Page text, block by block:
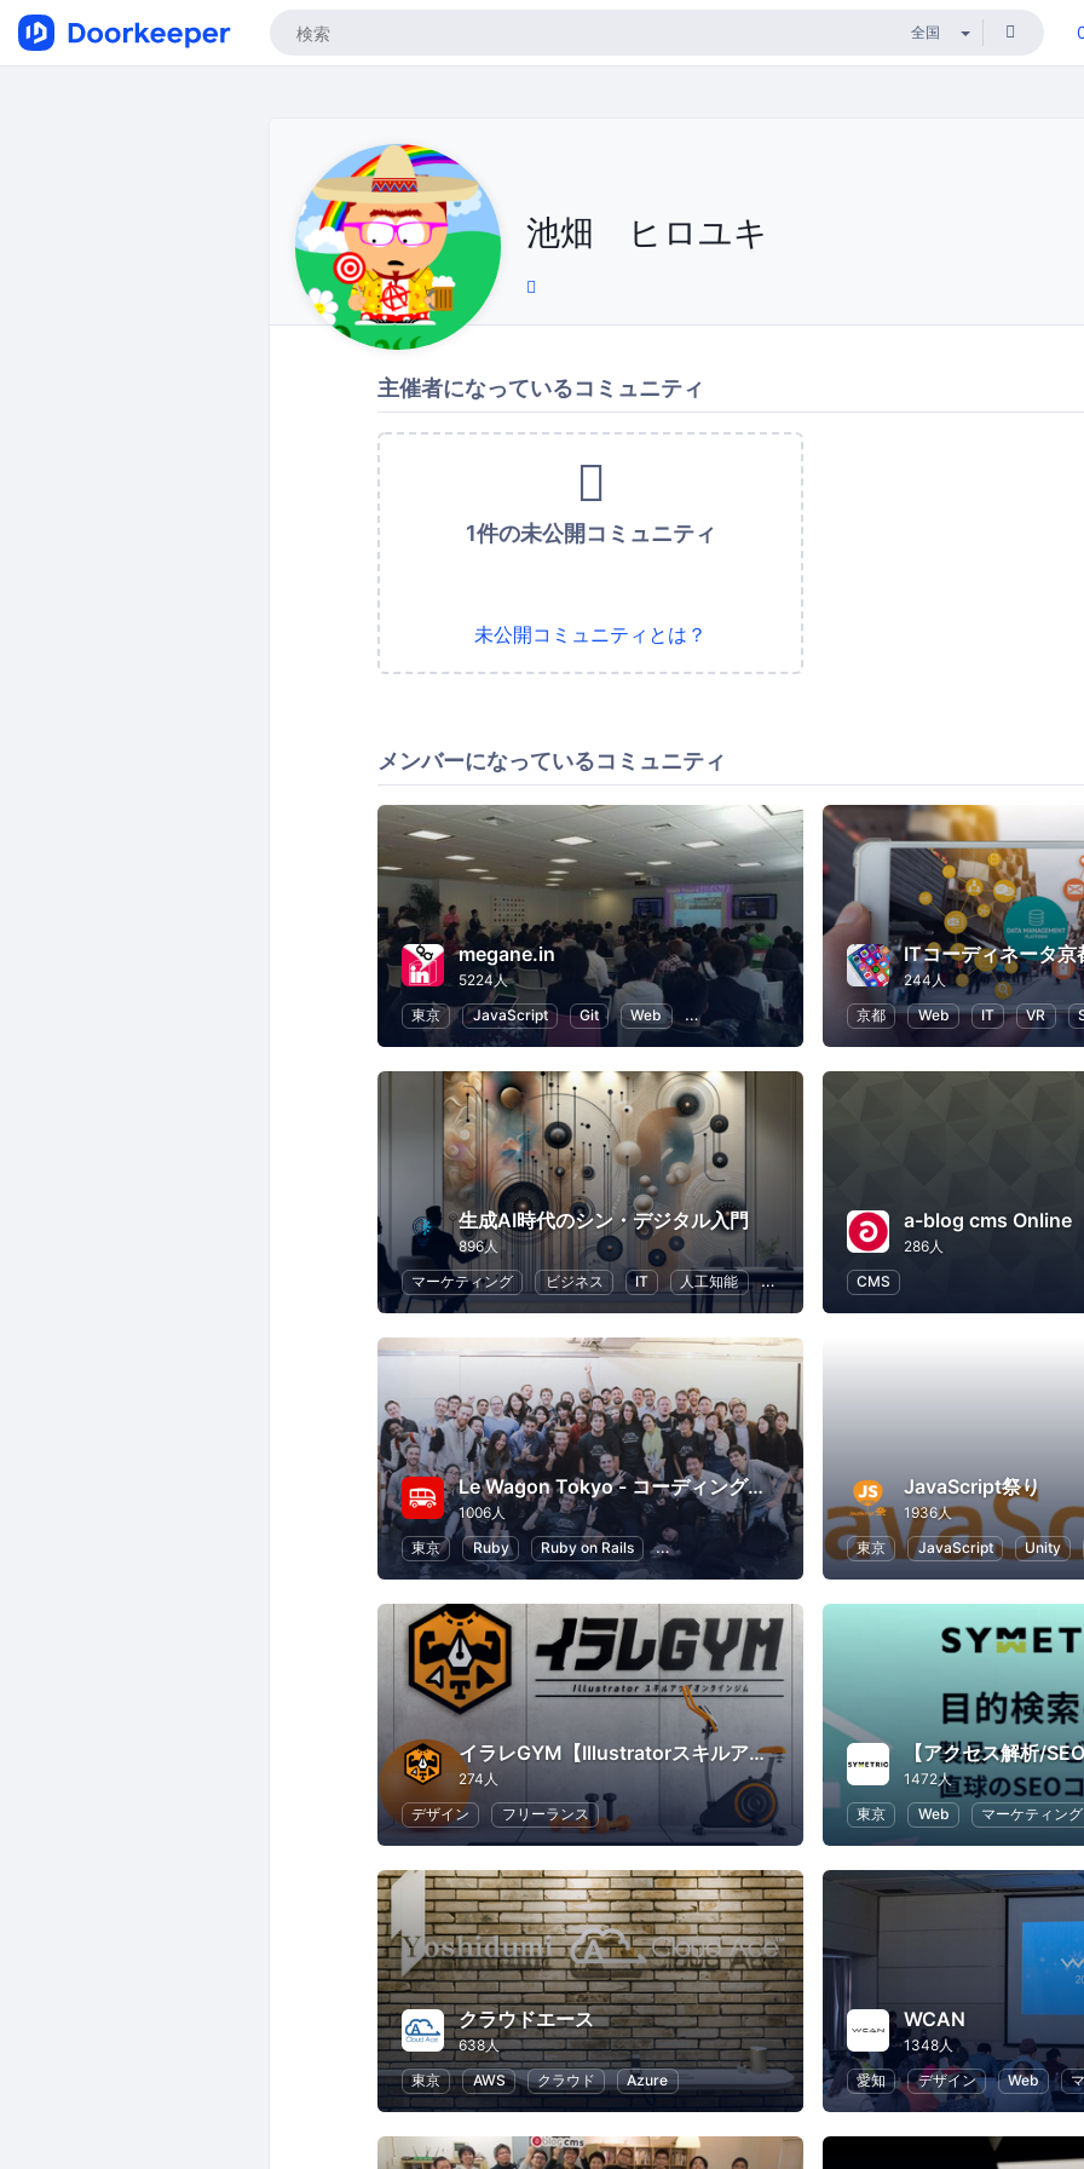
池畑 ヒロユキ
主催者になっているコミュニティ
1件の未公開コミュニティ
未公開コミュニティとは？
メンバーになっているコミュニティ
megane.in
5224人
東京
JavaScript Git Web WordPress プログラミング
244人
京都
Web IT VR
生成AI時代のシン・デジタル入門
896人
マーケティング
ビジネス IT 人工知能 ChatGPT
a-blog cms Online
286人
CMS
Le Wagon Tokyo - コーディングブートキャンプ
1006人
東京
Ruby Ruby on Rails スタートアップ 起業 初心者向けプログラミング
JavaScript祭り
1936人
東京
JavaScript Unity
イラレGYM【Illustratorスキルアップジム】トレーナー：茄子川導彦
274人
デザイン
フリーランス
1472人
東京
Web マーケティング
クラウドエース
638人
東京
AWS クラウド Azure
WCAN
1348人
愛知
デザイン Web